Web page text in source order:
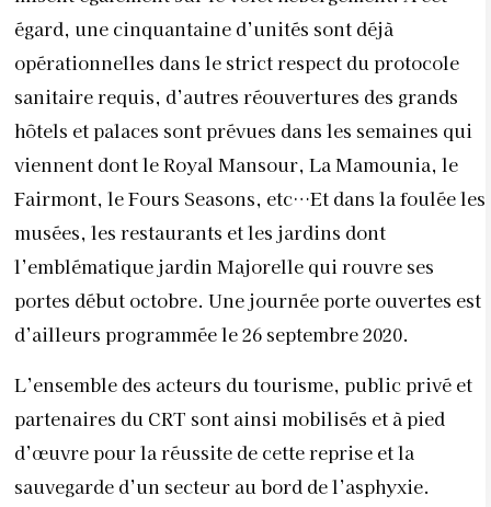
égard, une cinquantaine d’unités sont déjà
opérationnelles dans le strict respect du protocole
sanitaire requis, d’autres réouvertures des grands
hôtels et palaces sont prévues dans les semaines qui
viennent dont le Royal Mansour, La Mamounia, le
Fairmont, le Fours Seasons, etc…Et dans la foulée les
musées, les restaurants et les jardins dont
l’emblématique jardin Majorelle qui rouvre ses
portes début octobre. Une journée porte ouvertes est
d’ailleurs programmée le 26 septembre 2020.
L’ensemble des acteurs du tourisme, public privé et
partenaires du CRT sont ainsi mobilisés et à pied
d’œuvre pour la réussite de cette reprise et la
sauvegarde d’un secteur au bord de l’asphyxie.